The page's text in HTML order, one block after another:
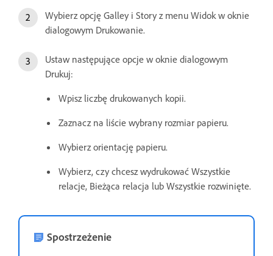
Wybierz opcję Galley i Story z menu Widok w oknie
dialogowym Drukowanie.
Ustaw następujące opcje w oknie dialogowym
Drukuj:
Wpisz liczbę drukowanych kopii.
Zaznacz na liście wybrany rozmiar papieru.
Wybierz orientację papieru.
Wybierz, czy chcesz wydrukować Wszystkie
relacje, Bieżąca relacja lub Wszystkie rozwinięte.
Spostrzeżenie